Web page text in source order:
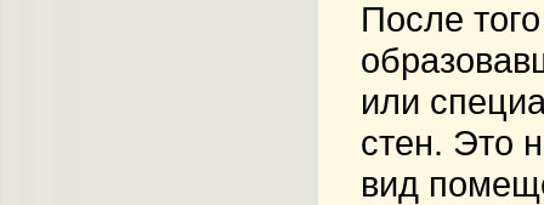
После
или
стен. Это
вид